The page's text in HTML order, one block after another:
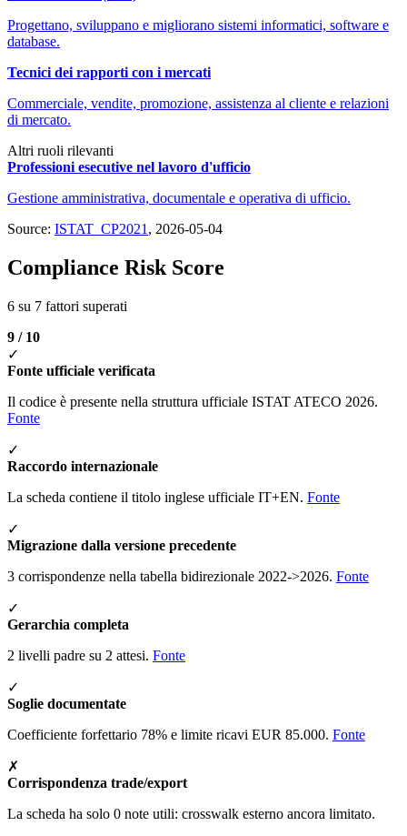
Progettano, sviluppano e migliorano sistemi informatici, software e
database.
Tecnici dei rapporti con i mercati
Commerciale, vendite, promozione, assistenza al cliente e relazioni
di mercato.
Altri ruoli rilevanti
Professioni esecutive nel lavoro d'ufficio
Gestione amministrativa, documentale e operativa di ufficio.
Source: ISTAT_CP2021 , 2026-05-04
Compliance Risk Score
6 su 7 fattori superati
9 / 10
✓
Fonte ufficiale verificata
Il codice è presente nella struttura ufficiale ISTAT ATECO 2026.
Fonte
✓
Raccordo internazionale
La scheda contiene il titolo inglese ufficiale IT+EN. Fonte
✓
Migrazione dalla versione precedente
3 corrispondenze nella tabella bidirezionale 2022->2026. Fonte
✓
Gerarchia completa
2 livelli padre su 2 attesi. Fonte
✓
Soglie documentate
Coefficiente forfettario 78% e limite ricavi EUR 85.000. Fonte
✗
Corrispondenza trade/export
La scheda ha solo 0 note utili: crosswalk esterno ancora limitato.